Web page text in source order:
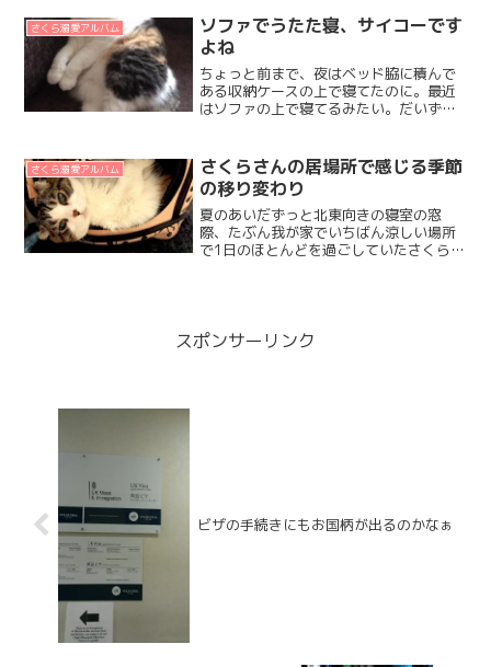
進？するさくらをご覧ください...
さくら溺愛アルバム
ソファでうたた寝、サイコーです
よね
ちょっと前まで、夜はベッド脇に積んで
ある収納ケースの上で寝てたのに。最近
はソファの上で寝てるみたい。だいずた
ないんだよね。だからオットよりも早く
起きて、そーっとリビング...
さくら溺愛アルバム
さくらさんの居場所で感じる季節
の移り変わり
夏のあいだずっと北東向きの寝室の窓
際、たぶん我が家でいちばん涼しい場所
で1日のほとんどを過ごしていたさくらさ
スポンサーリンク
ビザの手続きにもお国柄が出るのかなぁ